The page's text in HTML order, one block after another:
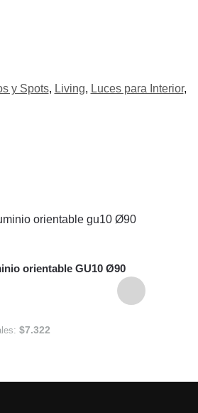
y Spots, Living, Luces para Interior,
orientable GU10 Ø90
$7.322